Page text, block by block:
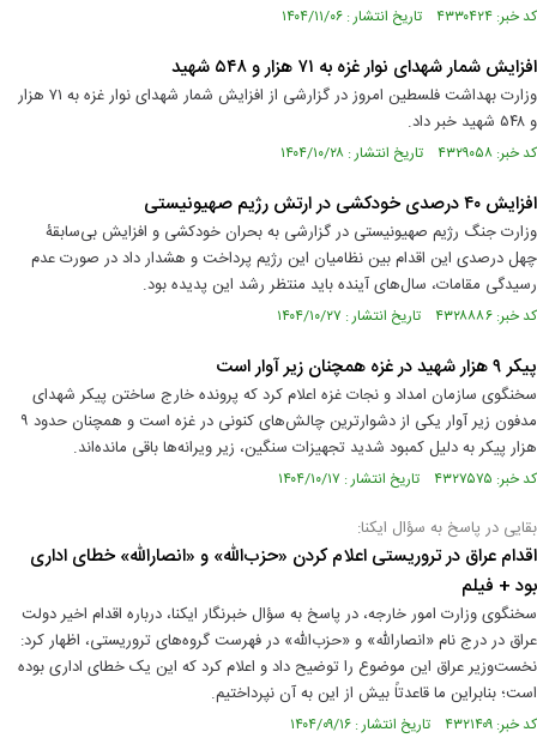
کد خبر: ۴۳۳۰۴۲۴ تاریخ انتشار : ۱۴۰۴/۱۱/۰۶
افزایش شمار شهدای نوار غزه به ۷۱ هزار و ۵۴۸ شهید
وزارت بهداشت فلسطین امروز در گزارشی از افزایش شمار شهدای نوار غزه به ۷۱ هزار
و ۵۴۸ شهید خبر داد.
کد خبر: ۴۳۲۹۰۵۸ تاریخ انتشار : ۱۴۰۴/۱۰/۲۸
افزایش ۴۰ درصدی خودکشی در ارتش رژیم صهیونیستی
وزارت جنگ رژیم صهیونیستی در گزارشی به بحران خودکشی و افزایش بی‌سابقۀ
چهل درصدی این اقدام بین نظامیان این رژیم پرداخت و هشدار داد در صورت عدم
رسیدگی مقامات، سال‌های آینده باید منتظر رشد این پدیده بود.
کد خبر: ۴۳۲۸۸۸۶ تاریخ انتشار : ۱۴۰۴/۱۰/۲۷
پیکر ۹ هزار شهید در غزه همچنان زیر آوار است
سخنگوی سازمان امداد و نجات غزه اعلام کرد که پرونده خارج ساختن پیکر شهدای
مدفون زیر آوار یکی از دشوارترین چالش‌های کنونی در غزه است و همچنان حدود ۹
هزار پیکر به دلیل کمبود شدید تجهیزات سنگین، زیر ویرانه‌ها باقی مانده‌اند.
کد خبر: ۴۳۲۷۵۷۵ تاریخ انتشار : ۱۴۰۴/۱۰/۱۷
بقایی در پاسخ به سؤال ایکنا:
اقدام عراق در تروریستی اعلام کردن «حزب‌الله» و «انصارالله» خطای اداری
بود + فیلم
سخنگوی وزارت امور خارجه، در پاسخ به سؤال خبرنگار ایکنا، درباره اقدام اخیر دولت
عراق در درج نام «انصارالله» و «حزب‌الله» در فهرست گروه‌های تروریستی، اظهار کرد:
نخست‌وزیر عراق این موضوع را توضیح داد و اعلام کرد که این یک خطای اداری بوده
است؛ بنابراین ما قاعدتاً بیش از این به آن نپرداختیم.
کد خبر: ۴۳۲۱۴۰۹ تاریخ انتشار : ۱۴۰۴/۰۹/۱۶